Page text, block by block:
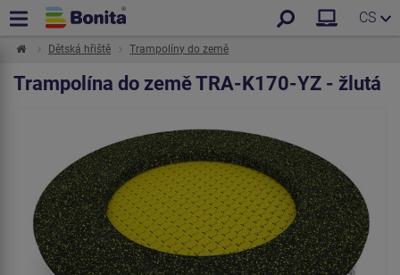
CS
Dětská hřiště Trampolíny do země
Trampolína do země TRA-K170-YZ - žlutá